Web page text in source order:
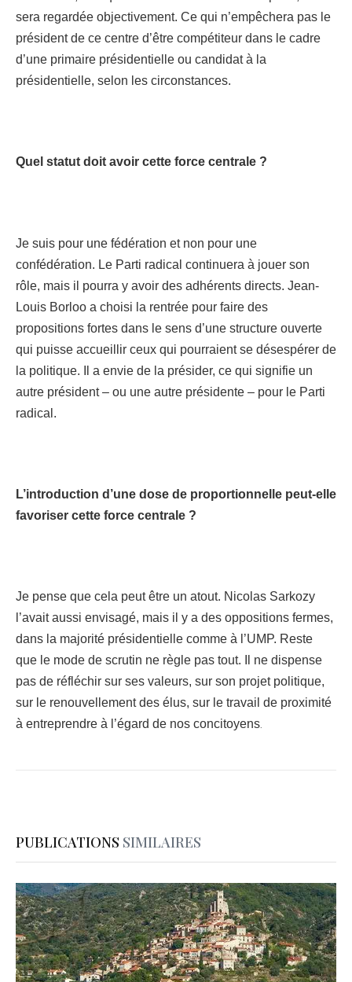
sera regardée objectivement. Ce qui n’empêchera pas le
président de ce centre d’être compétiteur dans le cadre
d’une primaire présidentielle ou candidat à la
présidentielle, selon les circonstances.
Quel statut doit avoir cette force centrale ?
Je suis pour une fédération et non pour une
confédération. Le Parti radical continuera à jouer son
rôle, mais il pourra y avoir des adhérents directs. Jean-
Louis Borloo a choisi la rentrée pour faire des
propositions fortes dans le sens d’une structure ouverte
qui puisse accueillir ceux qui pourraient se désespérer de
la politique. Il a envie de la présider, ce qui signifie un
autre président – ou une autre présidente – pour le Parti
radical.
L’introduction d’une dose de proportionnelle peut-elle
favoriser cette force centrale ?
Je pense que cela peut être un atout. Nicolas Sarkozy
l’avait aussi envisagé, mais il y a des oppositions fermes,
dans la majorité présidentielle comme à l’UMP. Reste
que le mode de scrutin ne règle pas tout. Il ne dispense
pas de réfléchir sur ses valeurs, sur son projet politique,
sur le renouvellement des élus, sur le travail de proximité
à entreprendre à l’égard de nos concitoyens
PUBLICATIONS SIMILAIRES